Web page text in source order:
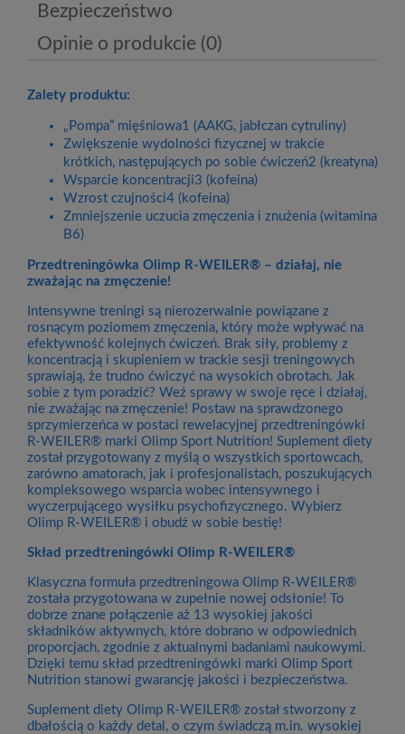
Bezpieczeństwo
Opinie o produkcie (0)
Zalety produktu:
„Pompa” mięśniowa1 (AAKG, jabłczan cytruliny)
Zwiększenie wydolności fizycznej w trakcie
krótkich, następujących po sobie ćwiczeń2 (kreatyna)
Wsparcie koncentracji3 (kofeina)
Wzrost czujności4 (kofeina)
Zmniejszenie uczucia zmęczenia i znużenia (witamina
B6)
Przedtreningówka Olimp R-WEILER® – działaj, nie
zważając na zmęczenie!
Intensywne treningi są nierozerwalnie powiązane z
rosnącym poziomem zmęczenia, który może wpływać na
efektywność kolejnych ćwiczeń. Brak siły, problemy z
koncentracją i skupieniem w trackie sesji treningowych
sprawiają, że trudno ćwiczyć na wysokich obrotach. Jak
sobie z tym poradzić? Weź sprawy w swoje ręce i działaj,
nie zważając na zmęczenie! Postaw na sprawdzonego
sprzymierzeńca w postaci rewelacyjnej przedtreningówki
R-WEILER® marki Olimp Sport Nutrition! Suplement diety
został przygotowany z myślą o wszystkich sportowcach,
zarówno amatorach, jak i profesjonalistach, poszukujących
kompleksowego wsparcia wobec intensywnego i
wyczerpującego wysiłku psychofizycznego. Wybierz
Olimp R-WEILER® i obudź w sobie bestię!
Skład przedtreningówki Olimp R-WEILER®
Klasyczna formuła przedtreningowa Olimp R-WEILER®
została przygotowana w zupełnie nowej odsłonie! To
dobrze znane połączenie aż 13 wysokiej jakości
składników aktywnych, które dobrano w odpowiednich
proporcjach, zgodnie z aktualnymi badaniami naukowymi.
Dzięki temu skład przedtreningówki marki Olimp Sport
Nutrition stanowi gwarancję jakości i bezpieczeństwa.
Suplement diety Olimp R-WEILER® został stworzony z
dbałością o każdy detal, o czym świadczą m.in. wysokiej